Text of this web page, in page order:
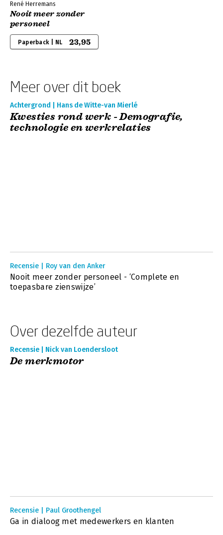
René Herremans
Nooit meer zonder
personeel
Paperback | NL 23,95
Meer over dit boek
Achtergrond | Hans de Witte-van Mierlé
Kwesties rond werk - Demografie,
technologie en werkrelaties
Recensie | Roy van den Anker
Nooit meer zonder personeel - ‘Complete en
toepasbare zienswijze’
Over dezelfde auteur
Recensie | Nick van Loendersloot
De merkmotor
Recensie | Paul Groothengel
Ga in dialoog met medewerkers en klanten